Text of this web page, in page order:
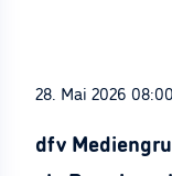
28. Mai 2026 08:00
dfv